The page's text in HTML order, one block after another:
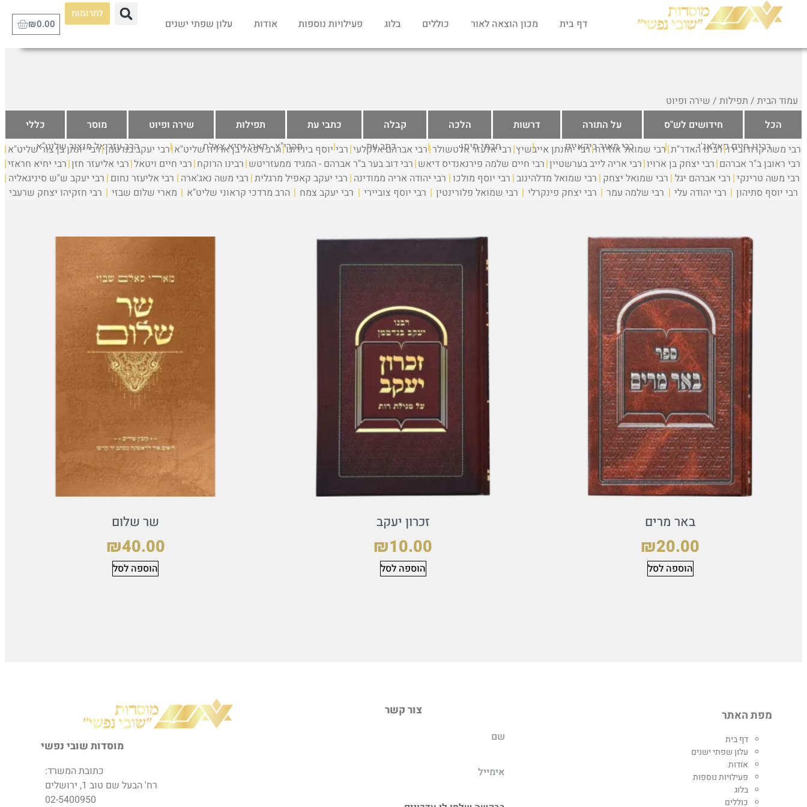
₪0.00 דף בית מכון הוצאה לאור כוללים בלוג פעילויות נוספות אודות עלון שפתי ישנים
לתרומות
עמוד הבית / תפילות / שירה ופיוט
הכל
חידושים לש"ס על התורה דרשות הלכה קבלה כתבי עת תפילות שירה ופיוט מוסר
כללי
רבינו חיים פאלאג'י
רבי מאיר ביקאיים חכמי תימן כתב עת מהרי"ץ - מארי יחיא צאלח הרב עזריאל מנצור שליט"א רבי משה קרודובירו רבינו האדר"ת רבי שמואל אוזידה רבי יהונתן אייבשיץ רבי אלעזר אלטשולר רבי אברהם אלקלעי רבי יוסף בירדוגו הרב רפאל בן ארויה שליט"א רבי יעקב בנדטמן רבי יונתן בן צור שליט"א
רבי ראובן ב"ר אברהם רבי יצחק בן ארויו רבי אריה לייב בערשטיין רבי חיים שלמה פירנאנדיס דיאש רבי דוב בער ב"ר אברהם - המגיד ממעזריטש רבינו הרוקח רבי חיים ויטאל רבי אליעזר חזן רבי יחיא חראזי
רבי משה טרינקי רבי אברהם יגל רבי שמואל יצחק רבי שמואל מדלהינוב רבי יוסף מולכו רבי יהודה אריה ממודינה רבי יעקב קאפיל מרגלית רבי משה נאג'ארה רבי אליעזר נחום רבי יעקב ש"ש סיניגאליה
רבי יוסף סתיהון
רבי יהודה עלי רבי שלמה עמר רבי יצחק פינקרלי רבי שמואל פלורינטין רבי יוסף צוביירי רבי יעקב צמח הרב מרדכי קראוני שליט"א מארי שלום שבזי רבי חזקיהו יצחק שרעבי
באר מרים
₪20.00
הוספה לסל
זכרון יעקב
₪10.00
הוספה לסל
שר שלום
₪40.00
הוספה לסל
מפת האתר
דף בית
עלון שפתי ישנים
אודות
פעילויות נוספות
בלוג
כוללים
צור קשר
מוסדות שובי נפשי
כתובת המשרד:
רח' הבעל שם טוב 1, ירושלים
02-5400950